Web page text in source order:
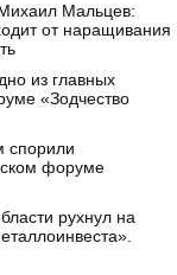
Мальцев:
от наращивания
из главных
«Зодчество
спорили
форуме
рухнул на